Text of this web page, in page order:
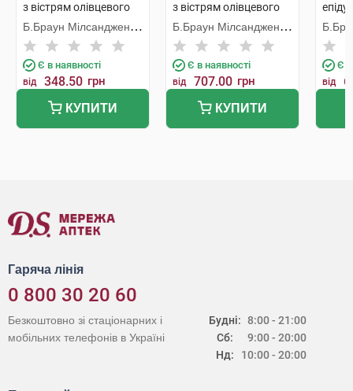
з вістрям олівцевого
типу 25G 0,53х88 мм 1
шт
Б.Браун Мілсанджен
ЕйДжі
Є в наявності
від 348.50 грн
КУПИТИ
з вістрям олівцевого
типу 27G 0,42х88 мм 1
шт
Б.Браун Мілсанджен
ЕйДжі
Є в наявності
від 707.00 грн
КУПИТИ
шт
Є в
від
Гаряча лінія
0 800 30 20 60
Будні:
Сб:
Нд:
8:00 - 21:00
9:00 - 20:00
10:00 - 20:00
Безкоштовно зі стаціонарних і
мобільних телефонів в Україні